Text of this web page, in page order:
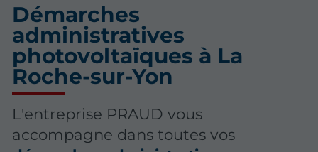
Démarches
administratives
photovoltaïques à La
Roche-sur-Yon
L'entreprise PRAUD vous
accompagne dans toutes vos